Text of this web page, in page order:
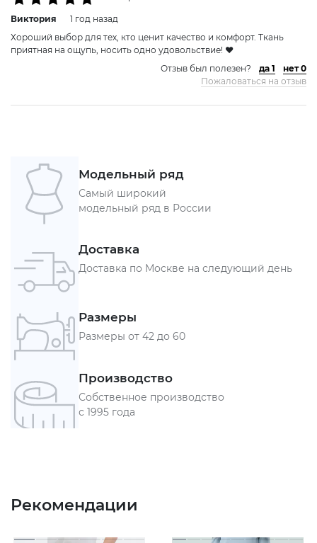
Виктория
1 год назад
Хороший выбор для тех, кто ценит качество и комфорт. Ткань
приятная на ощупь, носить одно удовольствие! ❤️
Отзыв был полезен?
да 1
нет 0
Пожаловаться на отзыв
Модельный ряд
Самый широкий
модельный ряд в России
Доставка
Доставка по Москве на следующий день
Размеры
Размеры от 42 до 60
Производство
Собственное производство
с 1995 года
Рекомендации